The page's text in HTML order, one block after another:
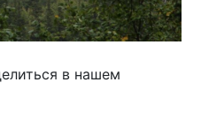
в нашем